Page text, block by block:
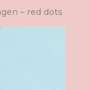
– red dots